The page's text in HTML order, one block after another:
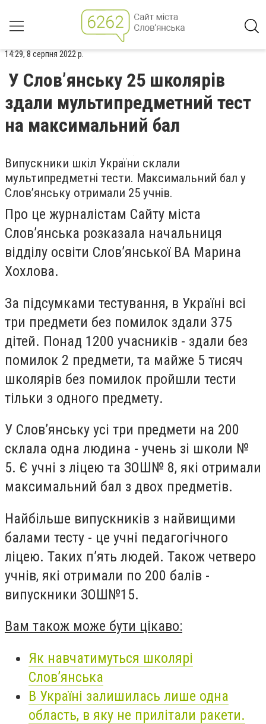
14:29, 8 серпня 2022 р.
У Слов’янську 25 школярів
здали мультипредметний тест
на максимальний бал
Випускники шкіл України склали
мультипредметні тести. Максимальний бал у
Слов’янську отримали 25 учнів.
Про це журналістам Сайту міста
Слов’янська розказала начальниця
відділу освіти Слов’янської ВА Марина
Хохлова.
За підсумками тестування, в Україні всі
три предмети без помилок здали 375
дітей. Понад 1200 учасників - здали без
помилок 2 предмети, та майже 5 тисяч
школярів без помилок пройшли тести
тільки з одного предмету.
У Слов’янську усі три предмети на 200
склала одна людина - учень зі школи №
5. Є учні з ліцею та ЗОШ№ 8, які отримали
максимальний бал з двох предметів.
Найбільше випускників з найвищими
балами тесту - це учні педагогічного
ліцею. Таких п’ять людей. Також четверо
учнів, які отримали по 200 балів -
випускники ЗОШ№15.
Вам також може бути цікаво:
Як навчатимуться школярі
Слов’янська
В Україні залишилась лише одна
область, в яку не прилітали ракети.